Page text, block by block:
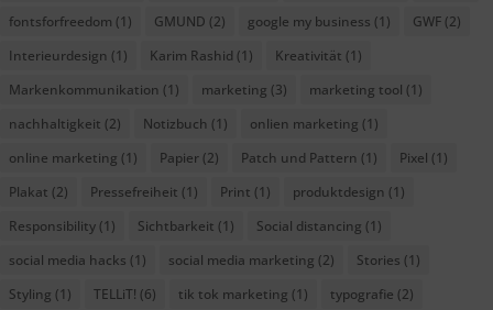
fontsforfreedom (1) GMUND (2) google my business (1) GWF (2)
Interieurdesign (1) Karim Rashid (1) Kreativität (1)
Markenkommunikation (1) marketing (3) marketing tool (1)
nachhaltigkeit (2) Notizbuch (1) onlien marketing (1)
online marketing (1) Papier (2) Patch und Pattern (1) Pixel (1)
Plakat (2) Pressefreiheit (1) Print (1) produktdesign (1)
Responsibility (1) Sichtbarkeit (1) Social distancing (1)
social media hacks (1) social media marketing (2) Stories (1)
Styling (1) TELLiT! (6) tik tok marketing (1) typografie (2)